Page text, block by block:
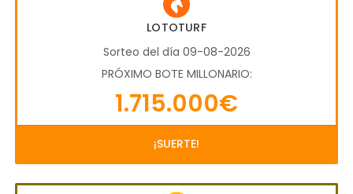
LOTOTURF
Sorteo del día 09-08-2026
PRÓXIMO BOTE MILLONARIO:
1.715.000€
¡SUERTE!